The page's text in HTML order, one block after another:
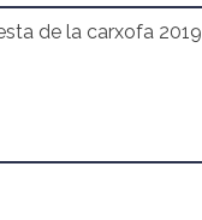
de la carxofa 2019